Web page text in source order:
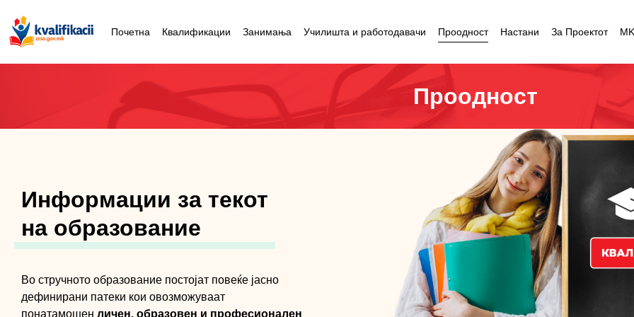
Почетна Квалификации Занимања Училишта и работодавачи Проодност Настани За Проектот MK
Проодност
Информации за текот
на образование
Во стручното образование постојат повеќе јасно
дефинирани патеки кои овозможуваат
понатамошен личен, образовен и професионален